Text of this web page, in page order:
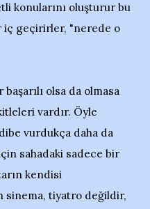
konularını oluşturur bu
iç geçirirler, "nerede o
başarılı olsa da olmasa
vardır. Öyle
vurdukça daha da
sahadaki sadece bir
kendisi
sinema, tiyatro değildir,